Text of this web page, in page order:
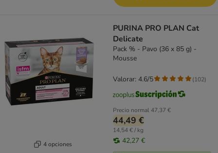
4 opciones
PURINA PRO PLAN Cat
Delicate
Pack % - Pavo (36 x 85 g) -
Mousse
Precio normal47,37 €
44,49 €
14,54 € / kg
42,27 €
Valorar: 4.6/5 (102)